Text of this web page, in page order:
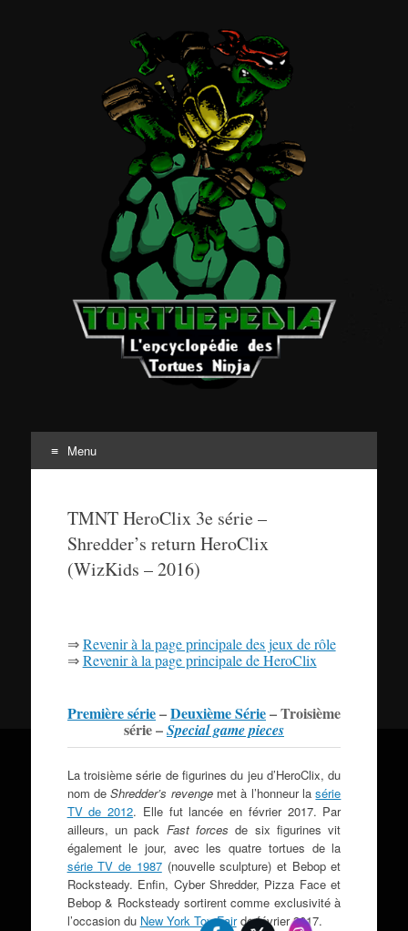
Menu
contenuTMNT HeroClix 3e série –
Shredder’s return HeroClix
(WizKids – 2016)
⇒Revenir à la page principale des jeux de rôle
⇒Revenir à la page principale de HeroClix
Première série–Deuxième Série– Troisième
série –Special game pieces
La troisième série de figurines du jeu d’HeroClix, du
nom deShredder’s revenge met à l’honneur lasérie
TV de 2012. Elle fut lancée en février 2017. Par
ailleurs, un pack Fast forcesde six figurines vit
également le jour, avec les quatre tortues de la
série TV de 1987(nouvelle sculpture) et Bebop et
Rocksteady. Enfin, Cyber Shredder, Pizza Face et
Bebop & Rocksteady sortirent comme exclusivité à
l’occasion du New York Toy Fairde février 2017.